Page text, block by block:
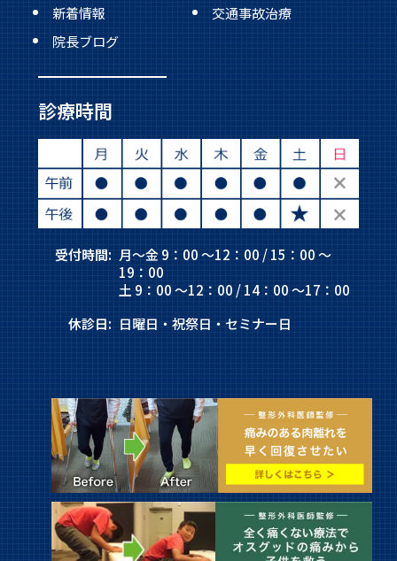
新着情報
交通事故治療
院長ブログ
診療時間
受付時間: 月～金 9：00 ～12：00 / 15：00 ～
19：00
土 9：00 ～12：00 / 14：00 ～17：00
休診日: 日曜日・祝祭日・セミナー日